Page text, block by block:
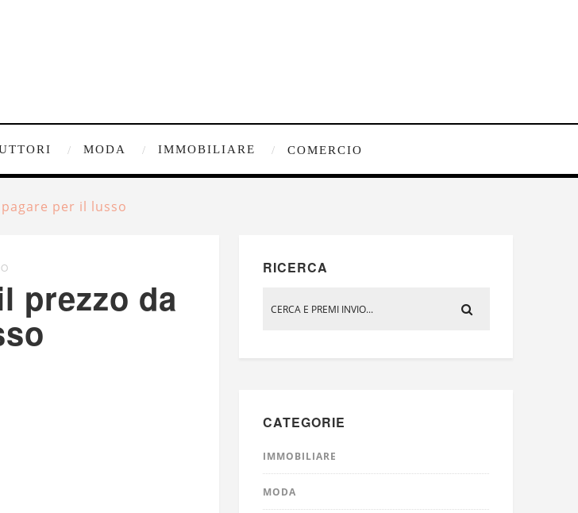
MODA IMMOBILIARE COMERCIO
per il lusso
prezzo da
RICERCA
CATEGORIE
IMMOBILIARE
MODA